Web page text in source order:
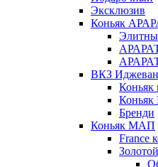
Эксклюзив
Коньяк
ВКЗ
Коньяк
Коньяк
Бренди
Коньяк МАП
France
Золотой